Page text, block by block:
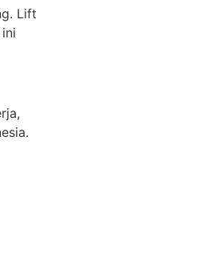
Lift